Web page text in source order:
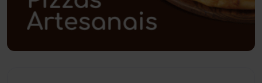
Política (03)